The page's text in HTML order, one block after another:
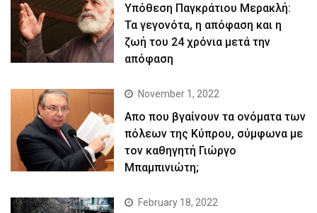
Yπόθεση Παγκράτιου Μερακλή:
Τα γεγονότα, η απόφαση και η
ζωή του 24 χρόνια μετά την
απόφαση
November 1, 2022
Απο που βγαίνουν τα ονόματα των
πόλεων της Κύπρου, σύμφωνα με
τον καθηγητή Γιώργο
Μπαμπινιώτη;
February 18, 2022